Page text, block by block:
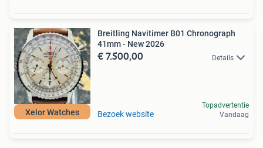
Xelor Watches
Breitling Navitimer B01 Chronograph
41mm - New 2026
€ 7.500,00 Details
Bezoek website
Topadvertentie
Vandaag